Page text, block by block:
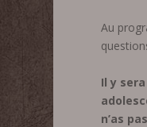
Au
Il y
n’as